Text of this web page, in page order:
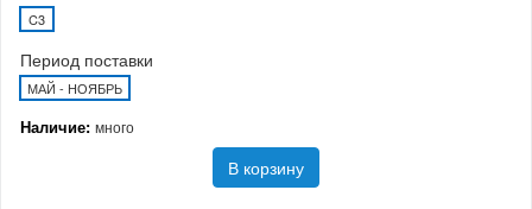
C3
Период поставки
МАЙ - НОЯБРЬ
Наличие: много
В корзину